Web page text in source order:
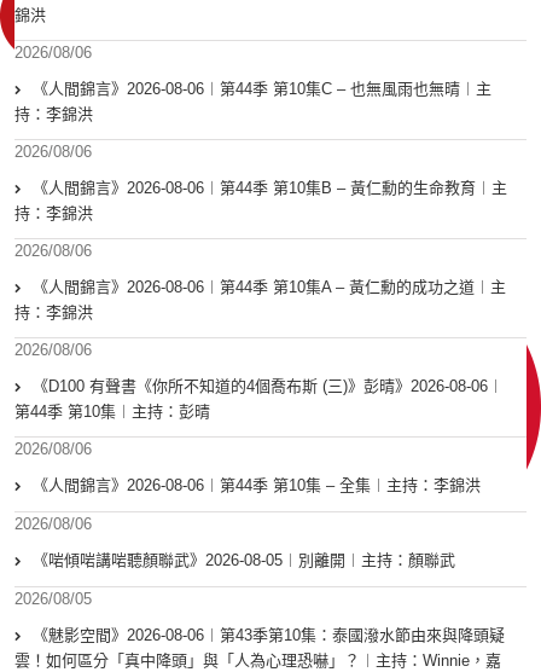
錦洪
2026/08/06
《人間錦言》2026-08-06︱第44季 第10集C – 也無風雨也無晴︱主
持：李錦洪
2026/08/06
《人間錦言》2026-08-06︱第44季 第10集B – 黃仁勳的生命教育︱主
持：李錦洪
2026/08/06
《人間錦言》2026-08-06︱第44季 第10集A – 黃仁勳的成功之道︱主
持：李錦洪
2026/08/06
《D100 有聲書《你所不知道的4個喬布斯 (三)》彭晴》2026-08-06︱
第44季 第10集︱主持：彭晴
2026/08/06
《人間錦言》2026-08-06︱第44季 第10集 – 全集︱主持：李錦洪
2026/08/06
《啱傾啱講啱聽顏聯武》2026-08-05︱別離開︱主持：顏聯武
2026/08/05
《魅影空間》2026-08-06︱第43季第10集：泰國潑水節由來與降頭疑
雲！如何區分「真中降頭」與「人為心理恐嚇」？︱主持：Winnie，嘉